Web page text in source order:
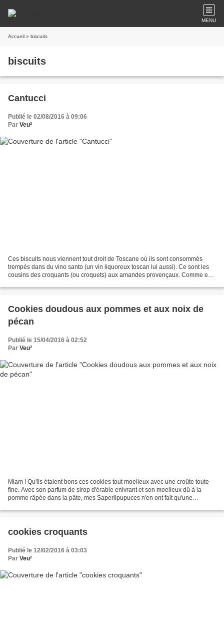
MENU
Accueil » biscuits
biscuits
Cantucci
Publié le 02/08/2016 à 09:06
Par Veu²
Ces biscuits nous viennent tout droit de Toscane où ils sont consommés
trempés dans du vino santo (un vin liquoreux toscan lui aussi). Ce sont les
cousins des croquants (ou croquets) aux amandes provençaux. Comme eux,
Cookies doudous aux pommes et aux noix de
pécan
Publié le 15/04/2016 à 02:52
Par Veu²
Miam ! Qu'ils étaient bons ces cookies tout moelleux avec une croûte toute
fine. Avec son parfum de sirop d'érable enivrant et son moelleux dû à la
pomme râpée dans la pâte, mes Saperlipupuces n'en ont fait qu'une
cookies croquants
Publié le 12/02/2016 à 03:03
Par Veu²